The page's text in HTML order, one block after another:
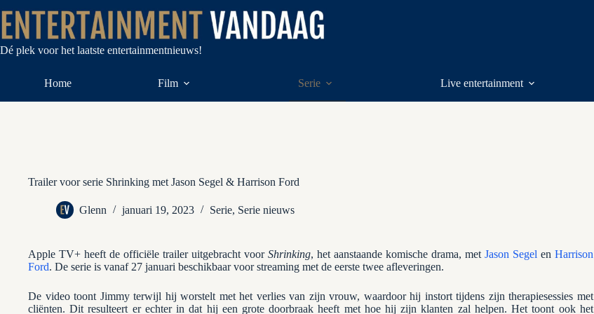
naar
de
inhoud
Dé plek voor het laatste entertainmentnieuws!
Home Film Serie Live entertainment
Trailer voor serie Shrinking met Jason Segel & Harrison Ford
Glenn januari 19, 2023 Serie, Serie nieuws
Apple TV+ heeft de officiële trailer uitgebracht voor Shrinking, het aanstaande komische drama, met Jason Segel en Harrison
Ford. De serie is vanaf 27 januari beschikbaar voor streaming met de eerste twee afleveringen.
De video toont Jimmy terwijl hij worstelt met het verlies van zijn vrouw, waardoor hij instort tijdens zijn therapiesessies met
cliënten. Dit resulteert er echter in dat hij een grote doorbraak heeft met hoe hij zijn klanten zal helpen. Het toont ook het